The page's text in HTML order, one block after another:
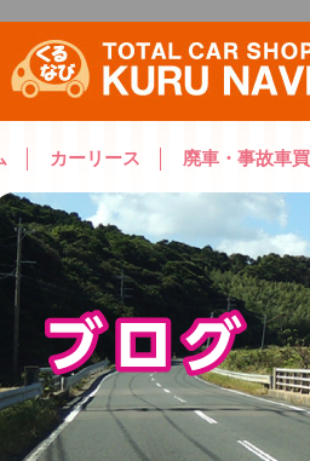
カーリース 廃車・事故車